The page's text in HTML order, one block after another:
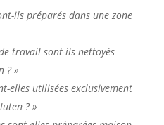
ils préparés dans une zone
travail sont-ils nettoyés
? »
elles utilisées exclusivement
? »